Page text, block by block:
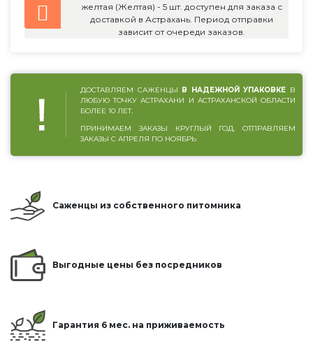
желтая (Желтая) - 5 шт. доступен для заказа с
доставкой в Астрахань. Период отправки
зависит от очереди заказов.
ДОСТАВЛЯЕМ САЖЕНЦЫ В НАДЕЖНОЙ УПАКОВКЕ В
ЛЮБУЮ ТОЧКУ АСТРАХАНИ И АСТРАХАНСКОЙ ОБЛАСТИ
БОЛЕЕ 10 ЛЕТ.
ПРИНИМАЕМ ЗАКАЗЫ КРУГЛЫЙ ГОД, ОТПРАВЛЯЕМ
ЗАКАЗЫ С АПРЕЛЯ ПО НОЯБРЬ
Саженцы из собственного питомника
Выгодные цены без посредников
Гарантия 6 мес. на приживаемость